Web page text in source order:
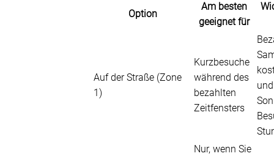
Option
Am besten
geeignet für
Auf der Straße (Zone
1)
Kurzbesuche
während des
bezahlten
Zeitfensters
Nur, wenn Sie